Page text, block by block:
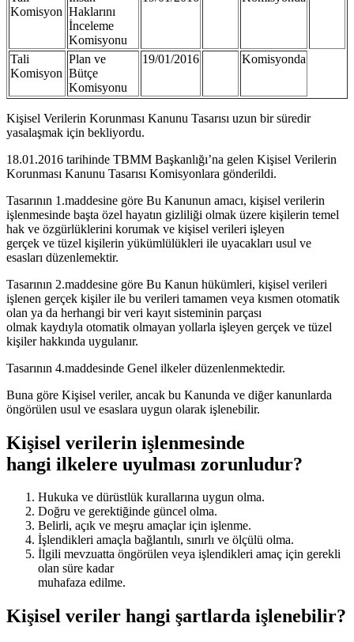
Komisyon Haklarını
İnceleme
Komisyonu
Tali
Komisyon
Plan ve
Bütçe
Komisyonu
19/01/2016 Komisyonda
Kişisel Verilerin Korunması Kanunu Tasarısı uzun bir süredir
yasalaşmak için bekliyordu.
18.01.2016 tarihinde TBMM Başkanlığı’na gelen Kişisel Verilerin
Korunması Kanunu Tasarısı Komisyonlara gönderildi.
Tasarının 1.maddesine göre Bu Kanunun amacı, kişisel verilerin
işlenmesinde başta özel hayatın gizliliği olmak üzere kişilerin temel
hak ve özgürlüklerini korumak ve kişisel verileri işleyen
gerçek ve tüzel kişilerin yükümlülükleri ile uyacakları usul ve
esasları düzenlemektir.
Tasarının 2.maddesine göre Bu Kanun hükümleri, kişisel verileri
işlenen gerçek kişiler ile bu verileri tamamen veya kısmen otomatik
olan ya da herhangi bir veri kayıt sisteminin parçası
olmak kaydıyla otomatik olmayan yollarla işleyen gerçek ve tüzel
kişiler hakkında uygulanır.
Tasarının 4.maddesinde Genel ilkeler düzenlenmektedir.
Buna göre Kişisel veriler, ancak bu Kanunda ve diğer kanunlarda
öngörülen usul ve esaslara uygun olarak işlenebilir.
Kişisel verilerin işlenmesinde
hangi ilkelere uyulması zorunludur?
Hukuka ve dürüstlük kurallarına uygun olma.
Doğru ve gerektiğinde güncel olma.
Belirli, açık ve meşru amaçlar için işlenme.
İşlendikleri amaçla bağlantılı, sınırlı ve ölçülü olma.
İlgili mevzuatta öngörülen veya işlendikleri amaç için gerekli
olan süre kadar
muhafaza edilme.
Kişisel veriler hangi şartlarda işlenebilir?